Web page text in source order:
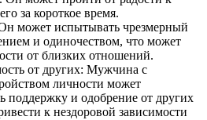
за короткое время.
может испытывать чрезмерный
и одиночеством, что может
от близких отношений.
от других: Мужчина с
личности может
поддержку и одобрение от других
к нездоровой зависимости